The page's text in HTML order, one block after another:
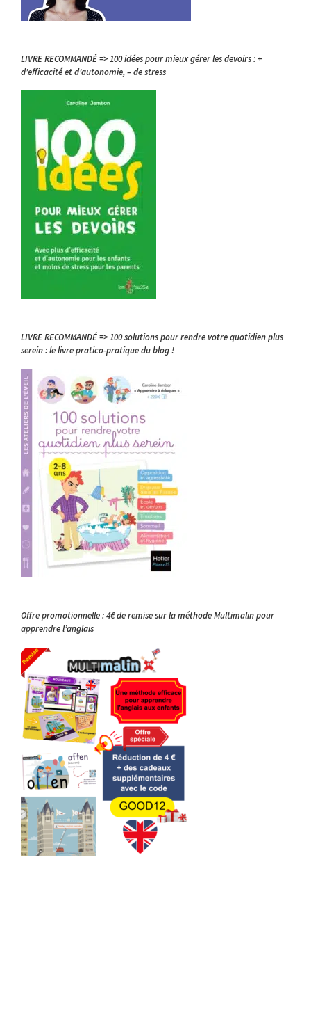
LIVRE RECOMMANDÉ => 100 idées pour mieux gérer les devoirs : +
d’efficacité et d’autonomie, – de stress
LIVRE RECOMMANDÉ => 100 solutions pour rendre votre quotidien plus
serein : le livre pratico-pratique du blog !
Offre promotionnelle : 4€ de remise sur la méthode Multimalin pour
apprendre l’anglais